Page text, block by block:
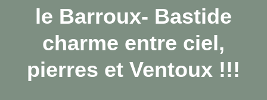
le Barroux- Bastide
charme entre ciel,
pierres et Ventoux !!!